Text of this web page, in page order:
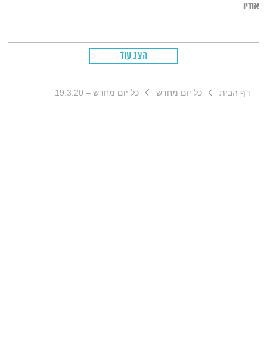
אודיו
הצג עוד
דף הבית כל יום מחדש כל יום מחדש – 19.3.20